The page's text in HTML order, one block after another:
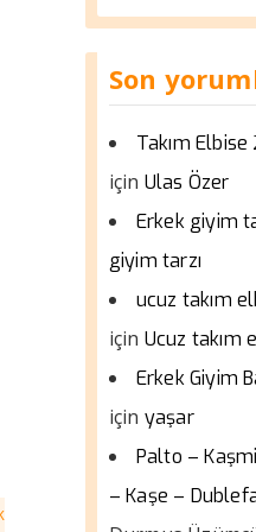
Son
Takım
için Ulas Özer
Erkek giyim
giyim tarzı
ucuz takım
için Ucuz takım
Erkek Giyim
için yaşar
Palto –
– Kaşe –